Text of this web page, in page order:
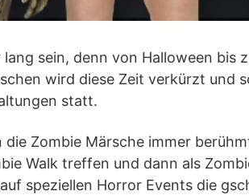
sein, denn von Halloween bis
wird diese Zeit verkürzt und
statt.
Zombie Märsche immer
Walk treffen und dann als
speziellen Horror Events die